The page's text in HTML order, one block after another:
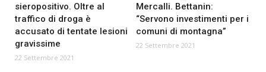
sieropositivo. Oltre al
traffico di droga è
accusato di tentate lesioni
gravissime
22 Settembre 2021
Mercalli. Bettanin:
“Servono investimenti per i
comuni di montagna”
22 Settembre 2021